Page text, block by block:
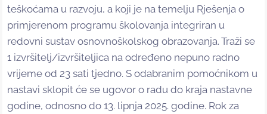
teškoćama u razvoju, a koji je na temelju Rješenja o
primjerenom programu školovanja integriran u
redovni sustav osnovnoškolskog obrazovanja. Traži se
1 izvršitelj/izvršiteljica na određeno nepuno radno
vrijeme od 23 sati tjedno. S odabranim pomoćnikom u
nastavi sklopit će se ugovor o radu do kraja nastavne
godine, odnosno do 13. lipnja 2025. godine. Rok za